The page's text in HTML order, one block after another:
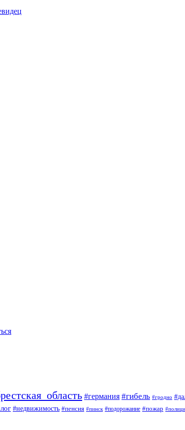
#германия #гибель #гродно
#недвижимость #пенсия #пинск #подорожание #пожар